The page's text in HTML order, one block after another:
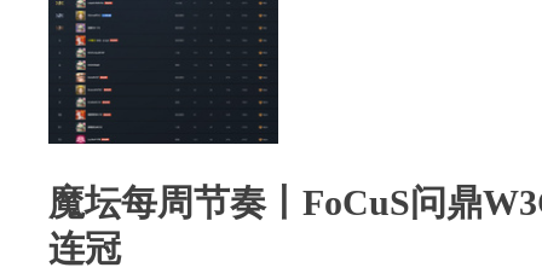
魔坛每周节奏丨FoCuS问鼎
连冠